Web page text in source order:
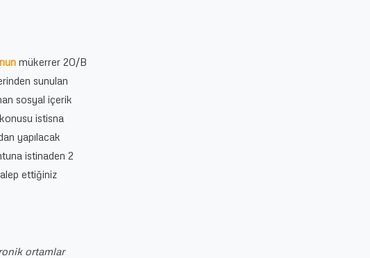
mükerrer 20/B
sunulan
sosyal içerik
istisna
yapılacak
istinaden 2
ettiğiniz
ortamlar